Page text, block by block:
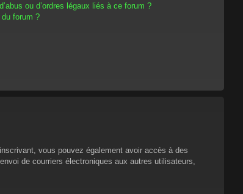
ou d’ordres légaux liés à ce forum ?
forum ?
vous pouvez également avoir accès à des
de courriers électroniques aux autres utilisateurs,